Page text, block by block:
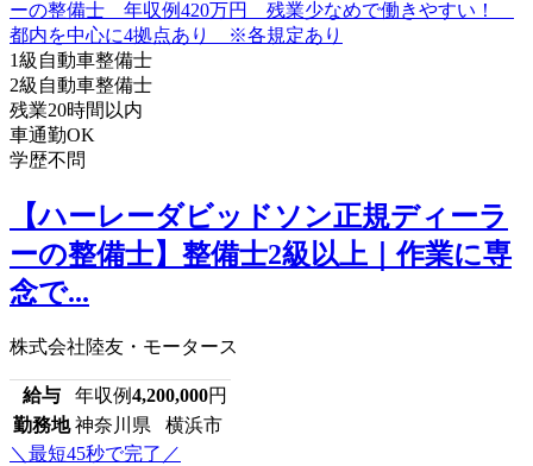
1級自動車整備士
2級自動車整備士
残業20時間以内
車通勤OK
学歴不問
【ハーレーダビッドソン正規ディーラ
ーの整備士】整備士2級以上｜作業に専
念で...
株式会社陸友・モータース
給与 年収例4,200,000円
勤務地 神奈川県 横浜市
＼最短45秒で完了／